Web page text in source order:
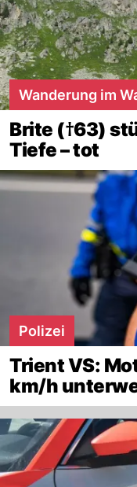
Wanderung im
Brite (†63)
Tiefe – tot
Polizei
Trient VS:
km/h